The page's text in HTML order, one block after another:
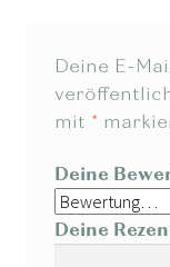
Deine E-
mit *
Deine
Deine